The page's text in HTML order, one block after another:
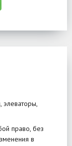
элеваторы,
право, без
в